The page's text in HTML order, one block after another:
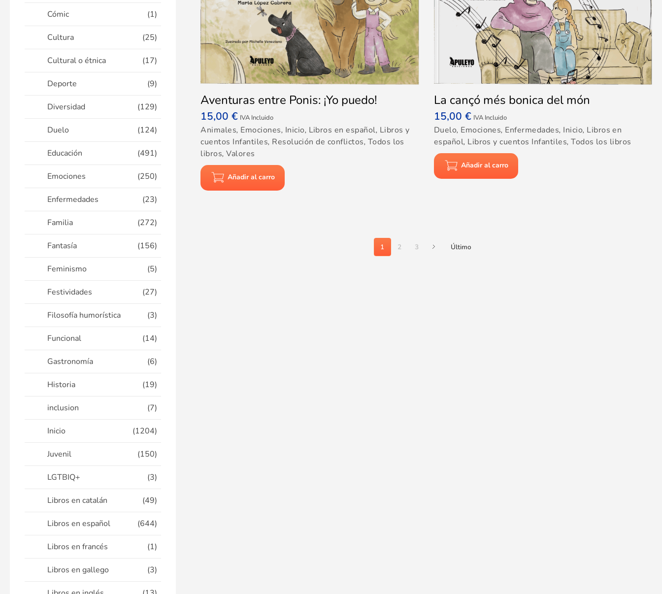
Cómic (1)
Cultura (25)
Cultural o étnica (17)
Deporte (9)
Diversidad (129)
Duelo (124)
Educación (491)
Emociones (250)
Enfermedades (23)
Familia (272)
Fantasía (156)
Feminismo (5)
Festividades (27)
Filosofía humorística (3)
Funcional (14)
Gastronomía (6)
Historia (19)
inclusion (7)
Inicio (1204)
Juvenil (150)
LGTBIQ+ (3)
Libros en catalán (49)
Libros en español (644)
Libros en francés (1)
Libros en gallego (3)
Aventuras entre Ponis: ¡Yo puedo!
15,00€ IVA Incluido
Animales, Emociones, Inicio, Libros en español, Libros y
cuentos Infantiles, Resolución de conflictos, Todos los
libros,Valores
Añadir al carro
La cançó més bonica del món
15,00 € IVA Incluido
Duelo, Emociones, Enfermedades, Inicio, Libros en
español, Libros y cuentos Infantiles,Todos los libros
Añadir al carro
1 2 3 Último